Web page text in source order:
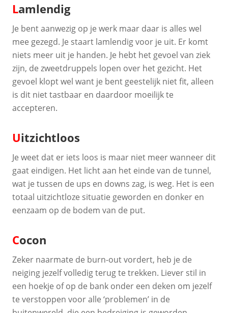
Lamlendig
Je bent aanwezig op je werk maar daar is alles wel
mee gezegd. Je staart lamlendig voor je uit. Er komt
niets meer uit je handen. Je hebt het gevoel van ziek
zijn, de zweetdruppels lopen over het gezicht. Het
gevoel klopt wel want je bent geestelijk niet fit, alleen
is dit niet tastbaar en daardoor moeilijk te
accepteren.
Uitzichtloos
Je weet dat er iets loos is maar niet meer wanneer dit
gaat eindigen. Het licht aan het einde van de tunnel,
wat je tussen de ups en downs zag, is weg. Het is een
totaal uitzichtloze situatie geworden en donker en
eenzaam op de bodem van de put.
Cocon
Zeker naarmate de burn-out vordert, heb je de
neiging jezelf volledig terug te trekken. Liever stil in
een hoekje of op de bank onder een deken om jezelf
te verstoppen voor alle ‘problemen’ in de